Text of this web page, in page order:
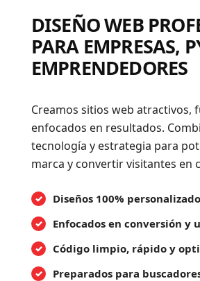
DISEÑO WEB
PARA EMPRESAS,
EMPRENDEDORES
Creamos sitios web atractivos,
enfocados en resultados.
tecnología y estrategia para
marca y convertir visitantes en
Diseños 100%
Enfocados en conversión y
Código limpio, rápido y
Preparados para